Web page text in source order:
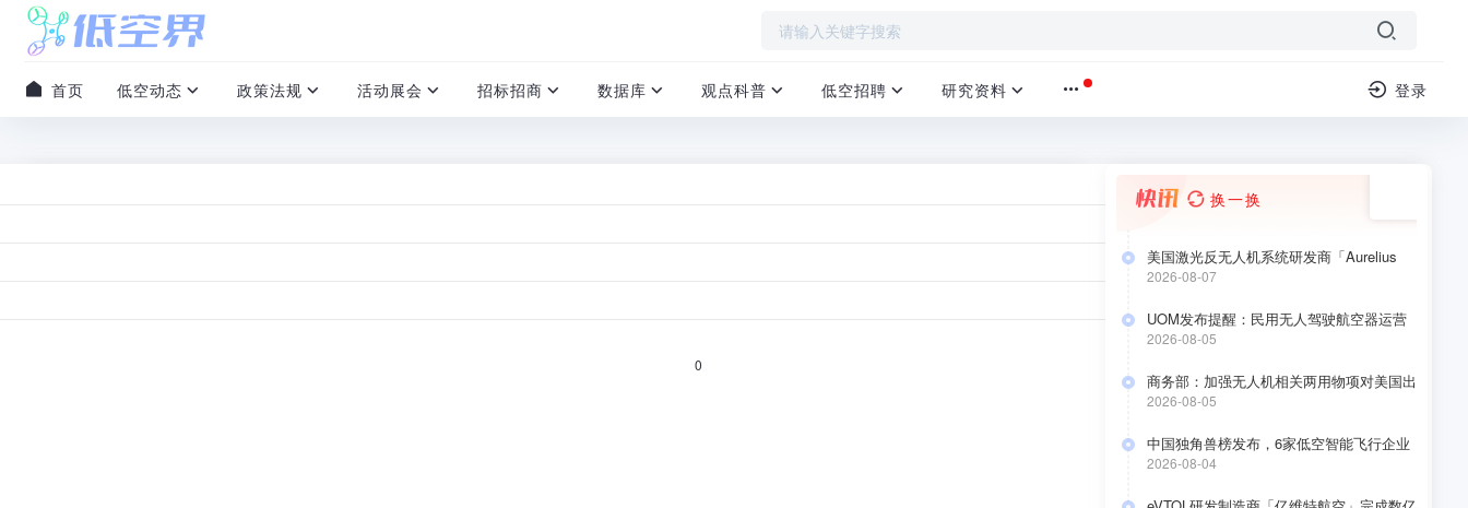
首页 低空动态 政策法规 活动展会 招标招商 数据库 观点科普 低空招聘 研究资料 登录
0
换一换
美国激光反无人机系统研发商「Aurelius
Systems」 完成 4000 万美元 A 轮融资
2026-08-07
UOM发布提醒：民用无人驾驶航空器运营
合格证持有人于2026年8月10日前要完成低
2026-08-05
商务部：加强无人机相关两用物项对美国出
口管制
2026-08-05
中国独角兽榜发布，6家低空智能飞行企业
上榜
2026-08-04